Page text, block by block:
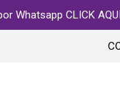
Whatsapp CLICK AQUÍ